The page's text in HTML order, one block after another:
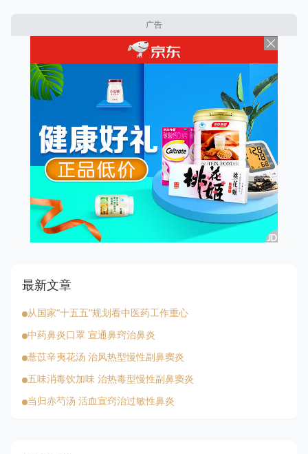
广告
最新文章
从国家“十五五”规划看中医药工作重心
中药鼻炎口罩 宣通鼻窍治鼻炎
薏苡辛夷花汤 治风热型慢性副鼻窦炎
五味消毒饮加味 治热毒型慢性副鼻窦炎
当归赤芍汤 活血宣窍治过敏性鼻炎